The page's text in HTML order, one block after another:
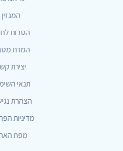
המגזין
הטבות
המרת
יצירת
תנאי
הצהרת
מדיניות
מפת